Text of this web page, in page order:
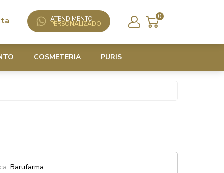
ATENDIMENTO
PERSONALIZADO
0
COSMETERIA PURIS
Barufarma